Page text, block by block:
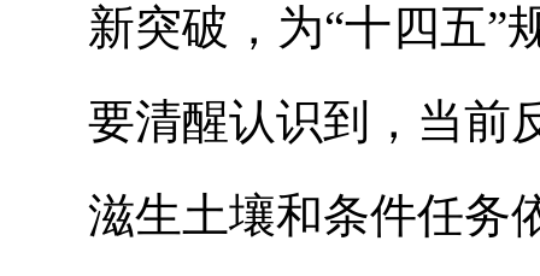
新突破，为“十四五”
要清醒认识到，当前
滋生土壤和条件任务